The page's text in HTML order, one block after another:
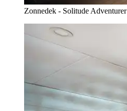
Zonnedek - Solitude Adventurer